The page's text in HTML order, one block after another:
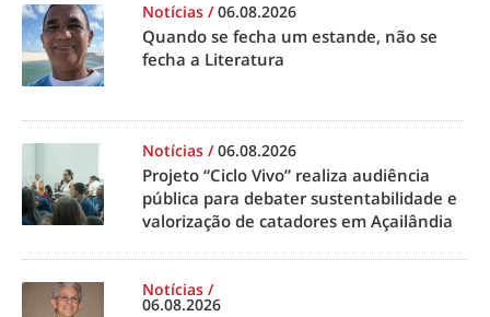
Notícias /06.08.2026
Quando se fecha um estande, não se
fecha a Literatura
Notícias /06.08.2026
Projeto “Ciclo Vivo” realiza audiência
pública para debater sustentabilidade e
valorização de catadores em Açailândia
Notícias /
06.08.2026